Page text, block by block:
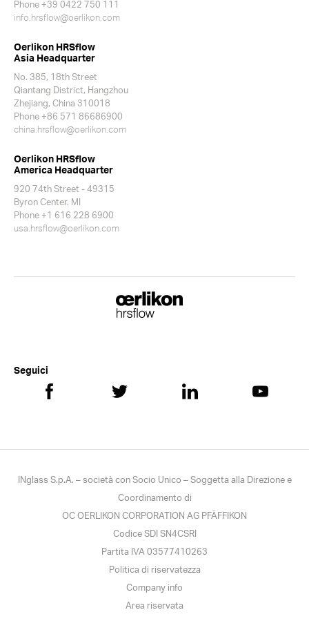
Phone +39 0422 750 111
info.hrsflow@oerlikon.com
Oerlikon HRSflow
Asia Headquarter
No. 385, 18th Street
Qiantang District, Hangzhou
Zhejiang, China 310018
Phone +86 571 86686900
china.hrsflow@oerlikon.com
Oerlikon HRSflow
America Headquarter
920 74th Street - 49315
Byron Center. MI
Phone +1 616 228 6900
usa.hrsflow@oerlikon.com
Seguici
INglass S.p.A. – società con Socio Unico – Soggetta alla Direzione e
Coordinamento di
OC OERLIKON CORPORATION AG PFÄFFIKON
Codice SDI SN4CSRI
Partita IVA 03577410263
Politica di riservatezza
Company info
Area riservata